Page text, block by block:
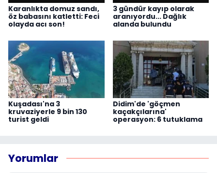
Karanlıkta domuz sandı,
öz babasını katletti: Feci
olayda acı son!
3 gündür kayıp olarak
aranıyordu... Dağlık
alanda bulundu
Kuşadası'na 3
kruvaziyerle 9 bin 130
turist geldi
Didim'de 'göçmen
kaçakçılarına'
operasyon: 6 tutuklama
Yorumlar